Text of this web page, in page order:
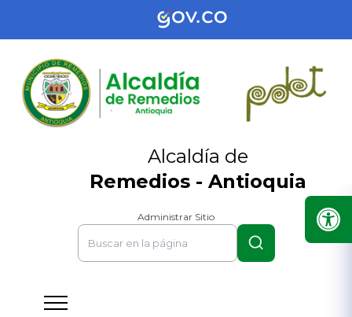
Alcaldía de
Remedios - Antioquia
Administrar Sitio